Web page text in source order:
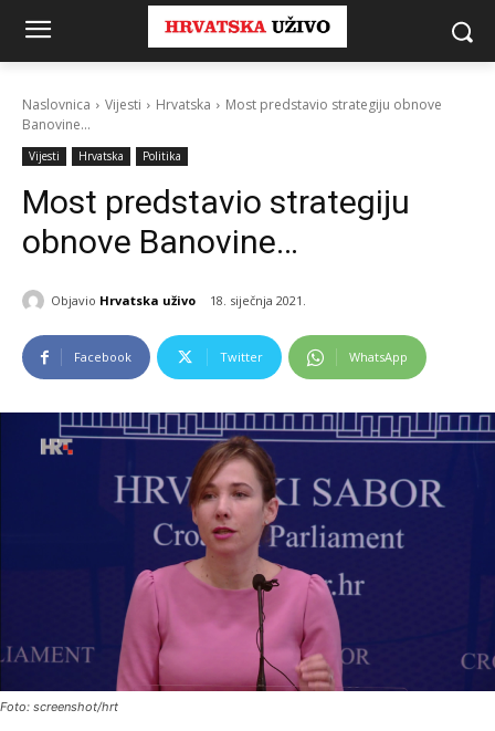
Naslovnica Vijesti Hrvatska
Most predstavio strategiju obnove
Banovine...
Vijesti Hrvatska Politika
Most predstavio strategiju
obnove Banovine…
Objavio Hrvatska uživo 18. siječnja 2021.
Facebook Twitter WhatsApp
Foto: screenshot/hrt